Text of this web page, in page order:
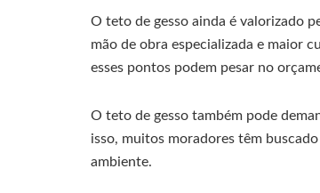
O teto de gesso ainda é valorizado
mão de obra especializada e maior
esses pontos podem pesar no
O teto de gesso também pode
isso, muitos moradores têm
ambiente.